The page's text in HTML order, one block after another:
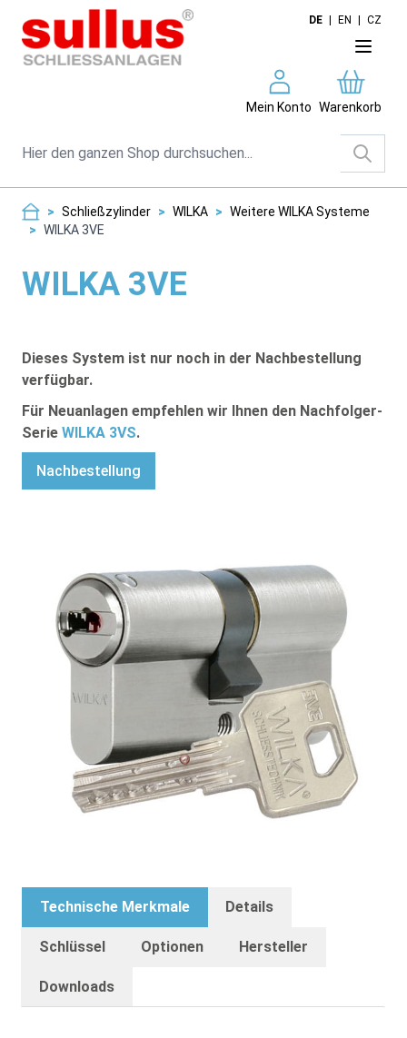
Direkt zum Inhalt
DE EN CZ
Mein Konto Warenkorb
Suche
> Schließzylinder > WILKA > Weitere WILKA Systeme
> WILKA 3VE
WILKA 3VE
Dieses System ist nur noch in der Nachbestellung
verfügbar.
Für Neuanlagen empfehlen wir Ihnen den Nachfolger-
Serie WILKA 3VS.
Nachbestellung
Technische Merkmale Details
Schlüssel Optionen Hersteller
Downloads